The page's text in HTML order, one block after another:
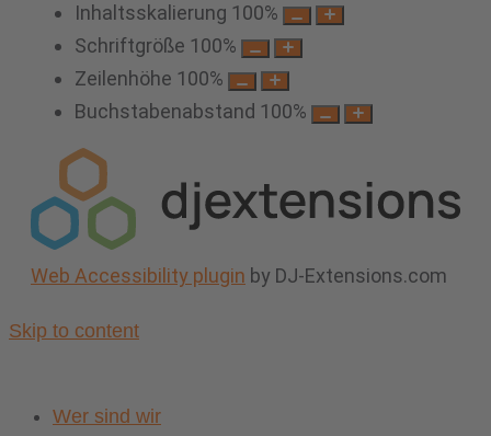
Inhaltsskalierung 100%
Schriftgröße 100%
Zeilenhöhe 100%
Buchstabenabstand 100%
Web Accessibility plugin by DJ-Extensions.com
Skip to content
Wer sind wir